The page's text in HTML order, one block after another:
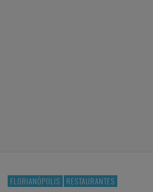
FLORIANÓPOLIS RESTAURANTES